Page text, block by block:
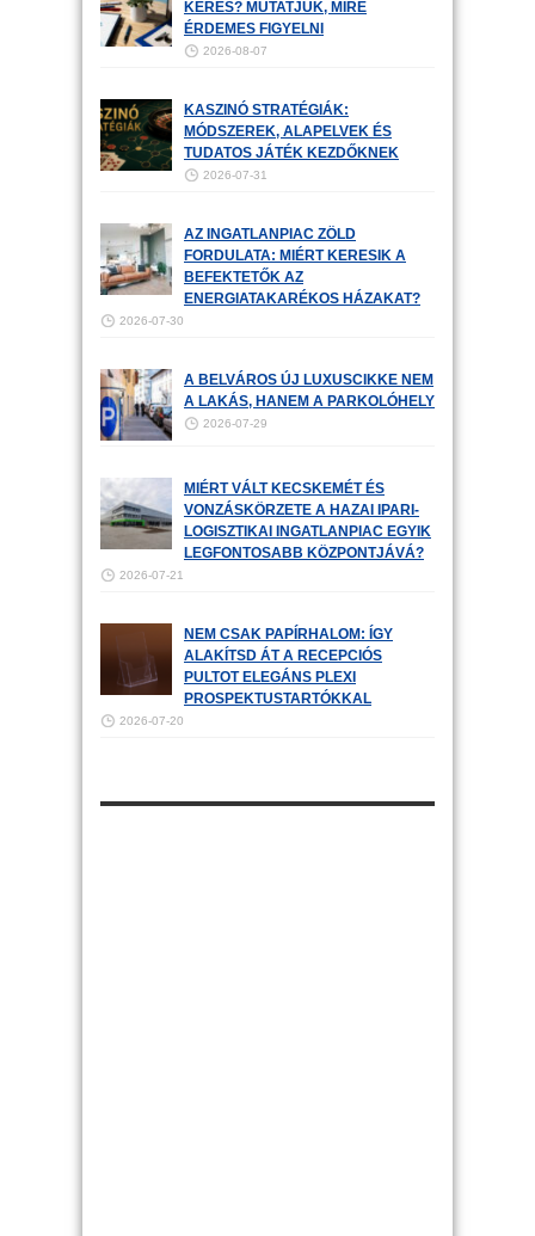
KERES? MUTATJUK, MIRE
ÉRDEMES FIGYELNI
2026-08-07
KASZINÓ STRATÉGIÁK:
MÓDSZEREK, ALAPELVEK ÉS
TUDATOS JÁTÉK KEZDŐKNEK
2026-07-31
AZ INGATLANPIAC ZÖLD
FORDULATA: MIÉRT KERESIK A
BEFEKTETŐK AZ
ENERGIATAKARÉKOS HÁZAKAT?
2026-07-30
A BELVÁROS ÚJ LUXUSCIKKE NEM
A LAKÁS, HANEM A PARKOLÓHELY
2026-07-29
MIÉRT VÁLT KECSKEMÉT ÉS
VONZÁSKÖRZETE A HAZAI IPARI-
LOGISZTIKAI INGATLANPIAC EGYIK
LEGFONTOSABB KÖZPONTJÁVÁ?
2026-07-21
NEM CSAK PAPÍRHALOM: ÍGY
ALAKÍTSD ÁT A RECEPCIÓS
PULTOT ELEGÁNS PLEXI
PROSPEKTUSTARTÓKKAL
2026-07-20